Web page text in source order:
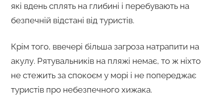
які вдень сплять на глибині і перебувають на
безпечній відстані від туристів.
Крім того, ввечері більша загроза натрапити на
акулу. Рятувальників на пляжі немає, то ж ніхто
не стежить за спокоєм у морі і не попереджає
туристів про небезпечного хижака.